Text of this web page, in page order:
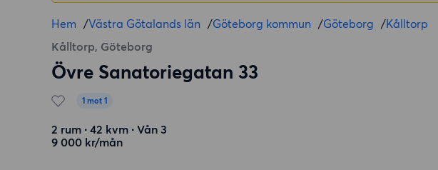
Hem /Västra Götalands län /Göteborg kommun /Göteborg /Kålltorp
Kålltorp, Göteborg
Övre Sanatoriegatan 33
1 mot 1
2 rum ∙ 42 kvm ∙ Vån 3
9 000 kr/mån